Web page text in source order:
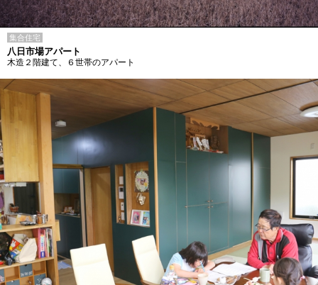
集合住宅
八日市場アパート
木造２階建て、６世帯のアパート